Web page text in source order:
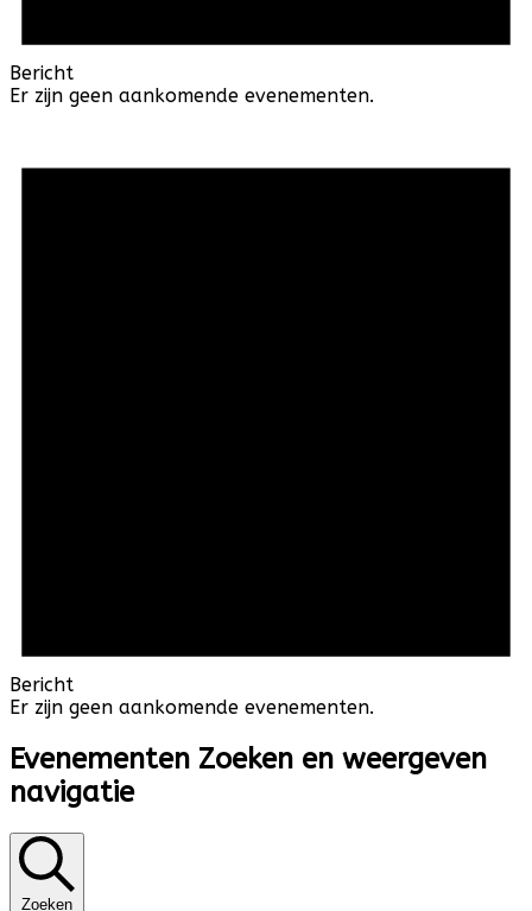
Bericht
Er zijn geen aankomende evenementen.
Bericht
Er zijn geen aankomende evenementen.
Evenementen Zoeken en weergeven
navigatie
Zoeken